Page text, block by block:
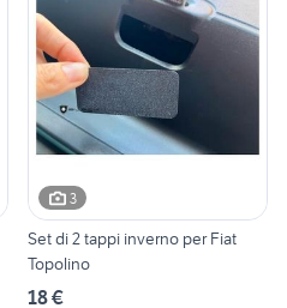
3
Set di 2 tappi inverno per Fiat
Topolino
18 €